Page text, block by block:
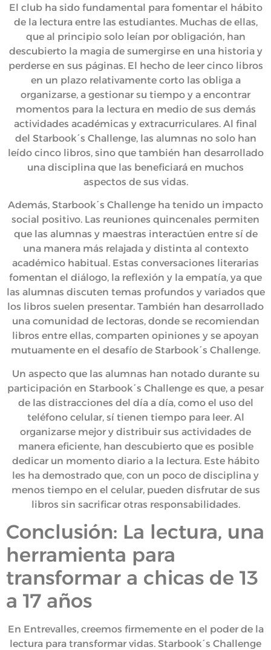
El club ha sido fundamental para fomentar el hábito
de la lectura entre las estudiantes. Muchas de ellas,
que al principio solo leían por obligación, han
descubierto la magia de sumergirse en una historia y
perderse en sus páginas. El hecho de leer cinco libros
en un plazo relativamente corto las obliga a
organizarse, a gestionar su tiempo y a encontrar
momentos para la lectura en medio de sus demás
actividades académicas y extracurriculares. Al final
del Starbook´s Challenge, las alumnas no solo han
leído cinco libros, sino que también han desarrollado
una disciplina que las beneficiará en muchos
aspectos de sus vidas.
Además, Starbook´s Challenge ha tenido un impacto
social positivo. Las reuniones quincenales permiten
que las alumnas y maestras interactúen entre sí de
una manera más relajada y distinta al contexto
académico habitual. Estas conversaciones literarias
fomentan el diálogo, la reflexión y la empatía, ya que
las alumnas discuten temas profundos y variados que
los libros suelen presentar. También han desarrollado
una comunidad de lectoras, donde se recomiendan
libros entre ellas, comparten opiniones y se apoyan
mutuamente en el desafío de Starbook´s Challenge.
Un aspecto que las alumnas han notado durante su
participación en Starbook´s Challenge es que, a pesar
de las distracciones del día a día, como el uso del
teléfono celular, sí tienen tiempo para leer. Al
organizarse mejor y distribuir sus actividades de
manera eficiente, han descubierto que es posible
dedicar un momento diario a la lectura. Este hábito
les ha demostrado que, con un poco de disciplina y
menos tiempo en el celular, pueden disfrutar de sus
libros sin sacrificar otras responsabilidades.
Conclusión: La lectura, una
herramienta para
transformar a chicas de 13
a 17 años
En Entrevalles, creemos firmemente en el poder de la
lectura para transformar vidas. Starbook´s Challenge